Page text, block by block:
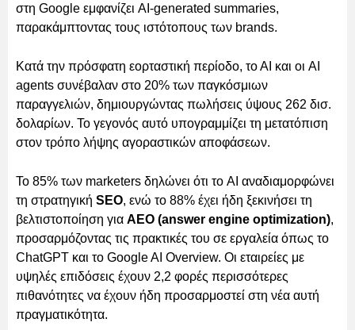
στη Google εμφανίζει AI-generated summaries,
παρακάμπτοντας τους ιστότοπους των brands.
Κατά την πρόσφατη εορταστική περίοδο, το ΑΙ και οι AI
agents συνέβαλαν στο 20% των παγκόσμιων
παραγγελιών, δημιουργώντας πωλήσεις ύψους 262 δισ.
δολαρίων. Το γεγονός αυτό υπογραμμίζει τη μετατόπιση
στον τρόπο λήψης αγοραστικών αποφάσεων.
Το 85% των marketers δηλώνει ότι το AI αναδιαμορφώνει
τη στρατηγική SEO, ενώ το 88% έχει ήδη ξεκινήσει τη
βελτιστοποίηση για AEO (answer engine optimization),
προσαρμόζοντας τις πρακτικές του σε εργαλεία όπως το
ChatGPT και το Google AI Overview. Οι εταιρείες με
υψηλές επιδόσεις έχουν 2,2 φορές περισσότερες
πιθανότητες να έχουν ήδη προσαρμοστεί στη νέα αυτή
πραγματικότητα.